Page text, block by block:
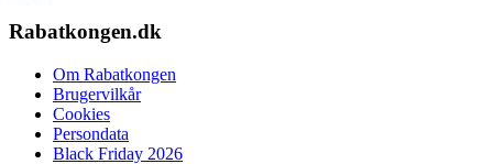
Rabatkongen.dk
Om Rabatkongen
Brugervilkår
Cookies
Persondata
Black Friday 2026